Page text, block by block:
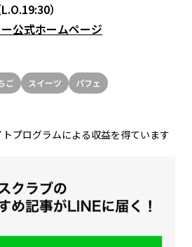
）
公式ホームページ
ご スイーツ パフェ
プログラムによる収益を得ています